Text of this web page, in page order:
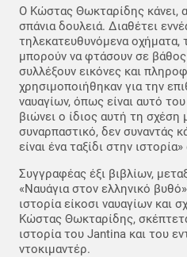
Ο Κώστας Θωκταρίδης κάνει,
σπάνια δουλειά. Διαθέτει
τηλεκατευθυνόμενα οχήματα,
μπορούν να φτάσουν σε
συλλέξουν εικόνες και
χρησιμοποιήθηκαν για την
ναυαγίων, όπως είναι αυτό
βιώνει ο ίδιος αυτή τη σχέση
συναρπαστικό, δεν συναντάς
είναι ένα ταξίδι στην
Συγγραφέας έξι βιβλίων,
«Ναυάγια στον ελληνικό
ιστορία είκοσι ναυαγίων και
Κώστας Θωκταρίδης,
ιστορία του Jantina και του
ντοκιμαντέρ.